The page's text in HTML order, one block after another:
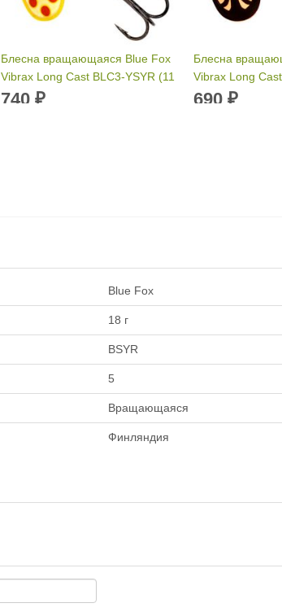
Блесна вращающаяся Blue Fox
Vibrax Long Cast BLC3-YSYR (11
г)
740 ₽
Блесна
Vibrax Long
г)
690 ₽
Blue Fox
18 г
BSYR
5
Вращающаяся
Финляндия